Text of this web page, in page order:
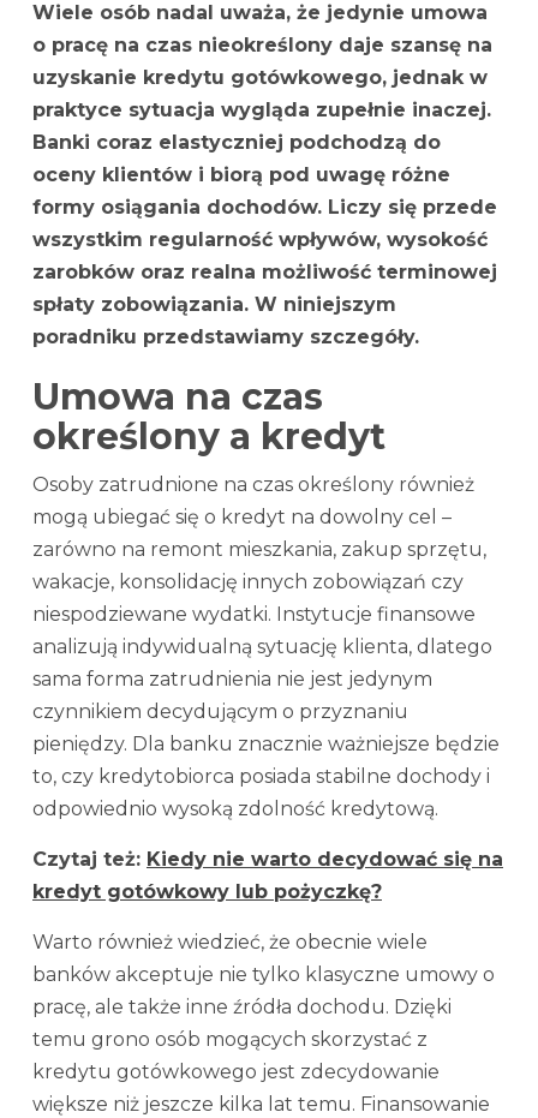
Wiele osób nadal uważa, że jedynie umowa
o pracę na czas nieokreślony daje szansę na
uzyskanie kredytu gotówkowego, jednak w
praktyce sytuacja wygląda zupełnie inaczej.
Banki coraz elastyczniej podchodzą do
oceny klientów i biorą pod uwagę różne
formy osiągania dochodów. Liczy się przede
wszystkim regularność wpływów, wysokość
zarobków oraz realna możliwość terminowej
spłaty zobowiązania. W niniejszym
poradniku przedstawiamy szczegóły.
Umowa na czas
określony a kredyt
Osoby zatrudnione na czas określony również
mogą ubiegać się o kredyt na dowolny cel –
zarówno na remont mieszkania, zakup sprzętu,
wakacje, konsolidację innych zobowiązań czy
niespodziewane wydatki. Instytucje finansowe
analizują indywidualną sytuację klienta, dlatego
sama forma zatrudnienia nie jest jedynym
czynnikiem decydującym o przyznaniu
pieniędzy. Dla banku znacznie ważniejsze będzie
to, czy kredytobiorca posiada stabilne dochody i
odpowiednio wysoką zdolność kredytową.
Czytaj też: Kiedy nie warto decydować się na
kredyt gotówkowy lub pożyczkę?
Warto również wiedzieć, że obecnie wiele
banków akceptuje nie tylko klasyczne umowy o
pracę, ale także inne źródła dochodu. Dzięki
temu grono osób mogących skorzystać z
kredytu gotówkowego jest zdecydowanie
większe niż jeszcze kilka lat temu. Finansowanie